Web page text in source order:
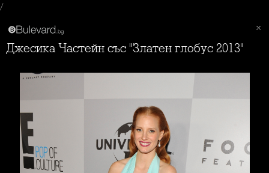
/
Джесика Частейн със "Златен глобус 2013"